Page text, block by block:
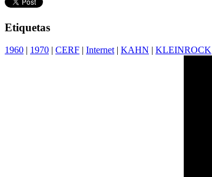
Etiquetas
1960 | 1970 | CERF | Internet| KAHN | KLEINROCK